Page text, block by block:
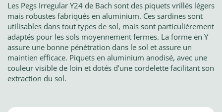
Les Pegs Irregular Y24 de Bach sont des piquets vrillés légers
mais robustes fabriqués en aluminium. Ces sardines sont
utilisables dans tout types de sol, mais sont particulièrement
adaptés pour les sols moyennement fermes. La forme en Y
assure une bonne pénétration dans le sol et assure un
maintien efficace. Piquets en aluminium anodisé, avec une
couleur visible de loin et dotés d’une cordelette facilitant son
extraction du sol.